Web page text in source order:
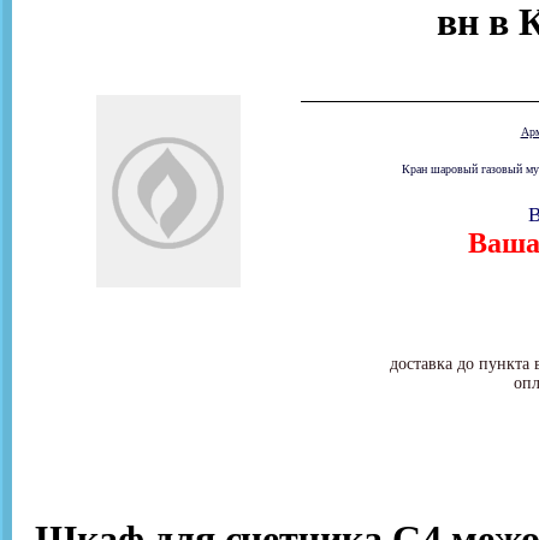
вн в
Кран шаровый газовый
Ваша
доставка до